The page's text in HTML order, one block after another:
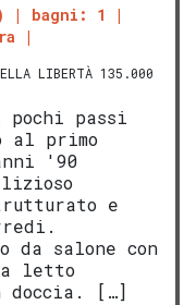
bagni: 1
LIBERTÀ 135.000
pochi passi
al primo
'90
e
da salone con
letto
doccia. […]